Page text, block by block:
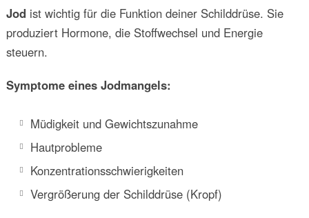
Jod ist wichtig für die Funktion deiner Schilddrüse. Sie
produziert Hormone, die Stoffwechsel und Energie
steuern.
Symptome eines Jodmangels:
Müdigkeit und Gewichtszunahme
Hautprobleme
Konzentrationsschwierigkeiten
Vergrößerung der Schilddrüse (Kropf)